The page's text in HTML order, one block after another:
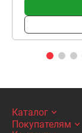
Каталог
Покупателям